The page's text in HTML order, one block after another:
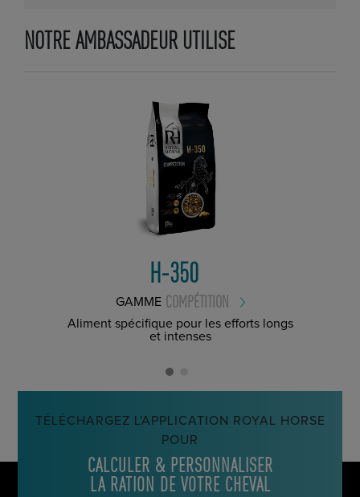
NOTRE AMBASSADEUR UTILISE
H-350
GAMME COMPÉTITION
Aliment spécifique pour les efforts longs
et intenses
TÉLÉCHARGEZ L'APPLICATION ROYAL HORSE
POUR
CALCULER & PERSONNALISER
LA RATION DE VOTRE CHEVAL